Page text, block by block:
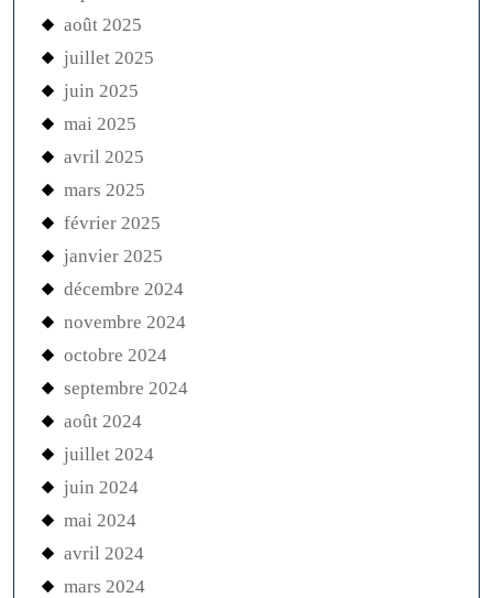
août 2025
juillet 2025
juin 2025
mai 2025
avril 2025
mars 2025
février 2025
janvier 2025
décembre 2024
novembre 2024
octobre 2024
septembre 2024
août 2024
juillet 2024
juin 2024
mai 2024
avril 2024
mars 2024